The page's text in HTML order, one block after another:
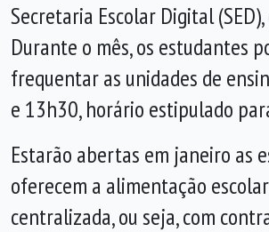
Secretaria Escolar Digital
Durante o mês, os estudantes
frequentar as unidades de
e 13h30, horário estipulado
Estarão abertas em janeiro as
oferecem a alimentação
centralizada, ou seja, com